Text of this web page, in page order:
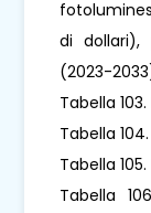
di dollari),
(2023-
Tabella
Tabella
Tabella
Tabella